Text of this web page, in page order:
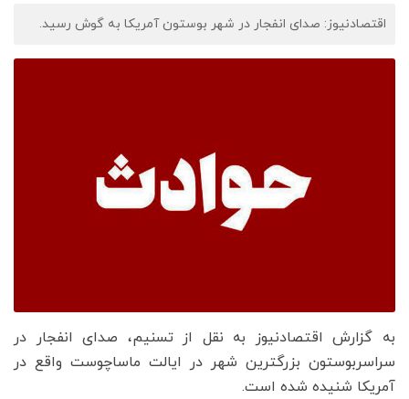
اقتصادنیوز: صدای انفجار در شهر بوستون آمریکا به گوش رسید.
به گزارش اقتصادنیوز به نقل از تسنیم، صدای انفجار در
سراسربوستون بزرگترین شهر در ایالت ماساچوست واقع در
آمریکا شنیده شده است.